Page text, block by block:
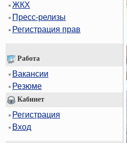
ЖКХ
Пресс-релизы
Регистрация прав
Работа
Вакансии
Резюме
Кабинет
Регистрация
Вход